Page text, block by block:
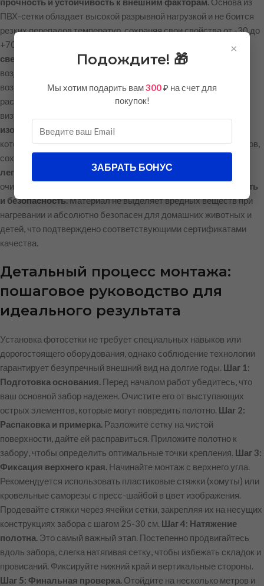
ПВХ-сетки обладает высокой разрывной нагрузкой и не боится
резких перепадов температур, сохраняя свои свойства от -30 до
+70 градусов Цельсия.
светопропускная способность.Структура сетки позволяет
воздуху свободно циркулировать, что предотвращает
возникновение «эффекта паруса» и не затеняет растения,
растущие вблизи забора, при этом обеспечивая 70-80%
визуальной непрозрачности.
изображения.Мы используем инновационные УФ-чернила,
которые не выгорают на ярком солнце в течение многих сезонов,
сохраняя сочность и глубину темных оттенков.
В-четвертых,
легкость в уходе.
Сетка не впитывает грязь и пыль, легко
очищается обычной водой из шланга.
В-пятых, экологичность
и безопасность.Материал не выделяет вредных веществ при
нагревании и абсолютно безопасен для домашних животных и
детей, что подтверждено соответствующими сертификатами
качества.
Детальный процесс монтажа:
пошаговое руководство для
идеального результата
Установка фотосетки не требует специальных навыков или
дорогостоящего оборудования, однако соблюдение технологии
гарантирует безупречный внешний вид на долгие годы. Шаг 1:
Подготовка основания. Перед началом работ убедитесь, что
ваш основной забор надежен. Очистите его от выступающих
острых элементов, которые могут повредить полотно. Шаг 2:
Распаковка и примерка. Разложите сетку на чистой
поверхности, дайте ей расправиться. Приложите полотно к
забору, чтобы определить оптимальные точки крепления. Шаг 3:
Фиксация верхнего края. Начинайте монтаж с верхнего угла.
Рекомендуется использовать пластиковые стяжки (хомуты) или
кровельные саморезы с пресс-шайбой в цвет изображения.
Продевайте стяжки через ячейки сетки, закрепляя их на несущих
конструкциях забора с шагом 25-30 см. Шаг 4: Натяжение
полотна. Это самый важный этап. Постепенно продвигайтесь
вдоль забора, слегка натягивая сетку, чтобы избежать складок и
провисаний. Фиксируйте нижний край и вертикальные стороны.
Шаг 5: Финальная проверка. Отойдите на несколько метров и
×
Подождите! 🎁
Мы хотим подарить вам300₽ на счет для
покупок!
ЗАБРАТЬ БОНУС